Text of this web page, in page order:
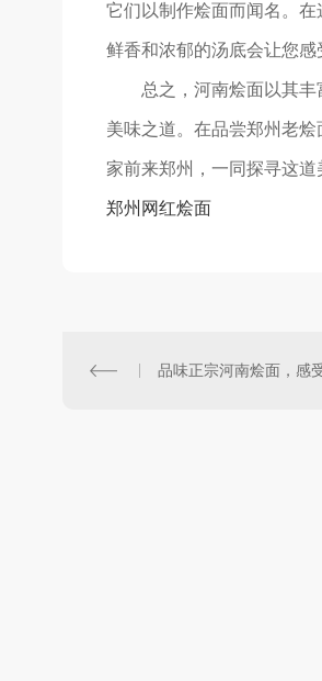
它们以制作烩面而闻名。
鲜香和浓郁的汤底会让您感
总之，河南烩面以其
美味之道。在品尝郑州老
家前来郑州，一同探寻这道
郑州网红烩面
品味正宗河南烩面，感